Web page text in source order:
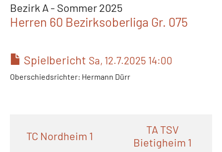
Bezirk A - Sommer 2025
Herren 60 Bezirksoberliga Gr. 075
Spielbericht Sa, 12.7.2025 14:00
Oberschiedsrichter: Hermann Dürr
TC Nordheim 1
TA TSV
Bietigheim 1